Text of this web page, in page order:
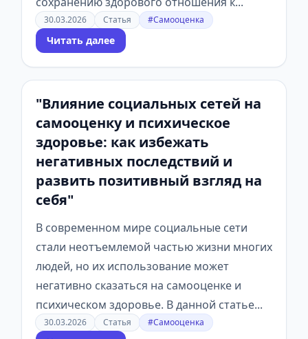
30.03.2026 Статья #Самооценка
Читать далее
"Влияние социальных сетей на
самооценку и психическое
здоровье: как избежать
негативных последствий и
развить позитивный взгляд на
себя"
В современном мире социальные сети
стали неотъемлемой частью жизни многих
людей, но их использование может
негативно сказаться на самооценке и
психическом здоровье. В данной статье...
30.03.2026 Статья #Самооценка